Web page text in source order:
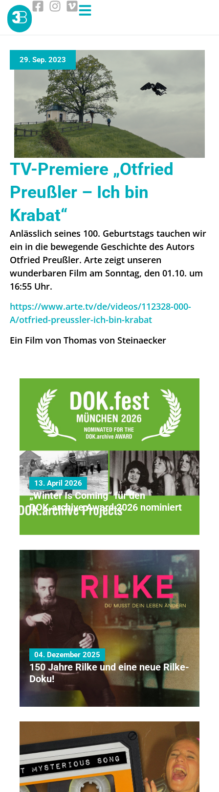
29. Sep. 2023
TV-Premiere „Otfried
Preußler – Ich bin
Krabat“
Anlässlich seines 100. Geburtstags tauchen wir
ein in die bewegende Geschichte des Autors
Otfried Preußler. Arte zeigt unseren
wunderbaren Film am Sonntag, den 01.10. um
16:55 Uhr.
https://www.arte.tv/de/videos/112328-000-
A/otfried-preussler-ich-bin-krabat
Ein Film von Thomas von Steinaecker
13. April 2026
„Winter Is Coming“ für den
DOK.archive Award 2026 nominiert
04. Dezember 2025
150 Jahre Rilke und eine neue Rilke-
Doku!